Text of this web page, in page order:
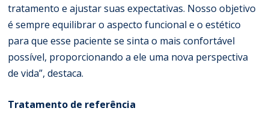
tratamento e ajustar suas expectativas. Nosso objetivo
é sempre equilibrar o aspecto funcional e o estético
para que esse paciente se sinta o mais confortável
possível, proporcionando a ele uma nova perspectiva
de vida”, destaca.
Tratamento de referência